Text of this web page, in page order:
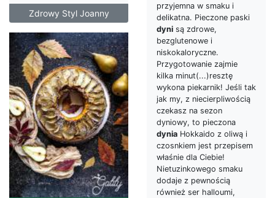
Zdrowy Styl Joanny
przyjemna w smaku i
delikatna. Pieczone paski
dyni są zdrowe,
bezglutenowe i
niskokaloryczne.
Przygotowanie zajmie
kilka minut(...)resztę
wykona piekarnik! Jeśli tak
jak my, z niecierpliwością
czekasz na sezon
dyniowy, to pieczona
dynia Hokkaido z oliwą i
czosnkiem jest przepisem
właśnie dla Ciebie!
Nietuzinkowego smaku
dodaje z pewnością
również ser halloumi,